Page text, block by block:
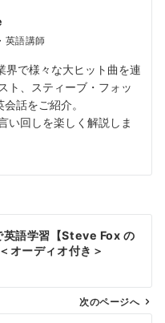
英語講師
で様々な大ヒット曲を連
ト、スティーブ・フォッ
話をご紹介。
い回しを楽しく解説しま
語学習【Steve Fox の
オーディオ付き＞
次のページへ